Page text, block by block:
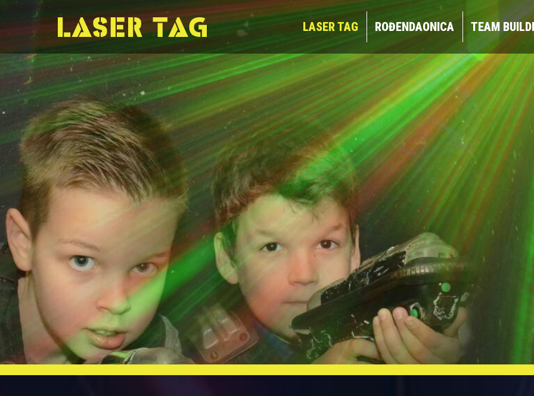
LASER TAG ROĐENDAONICA TEAM
LASER TAG TEAM